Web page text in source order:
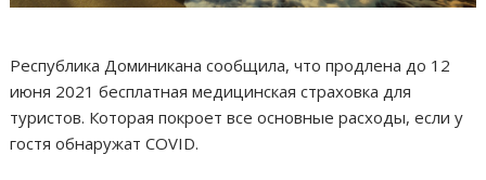
Республика Доминикана сообщила, что продлена до 12
июня 2021 бесплатная медицинская страховка для
туристов. Которая покроет все основные расходы, если у
гостя обнаружат COVID.